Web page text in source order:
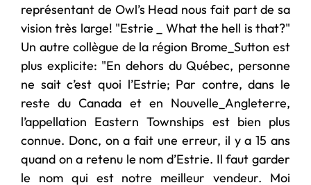
représentant de Owl’s Head nous fait part de sa
vision très large! "Estrie _ What the hell is that?"
Un autre collègue de la région Brome_Sutton est
plus explicite: "En dehors du Québec, personne
ne sait c’est quoi l’Estrie; Par contre, dans le
reste du Canada et en Nouvelle_Angleterre,
l’appellation Eastern Townships est bien plus
connue. Donc, on a fait une erreur, il y a 15 ans
quand on a retenu le nom d’Estrie. Il faut garder
le nom qui est notre meilleur vendeur. Moi